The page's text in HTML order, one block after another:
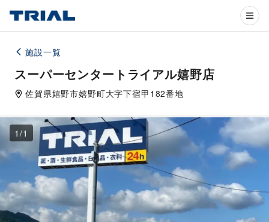
施設一覧
スーパーセンタートライアル嬉野店
佐賀県嬉野市嬉野町大字下宿甲182番地
1 /1